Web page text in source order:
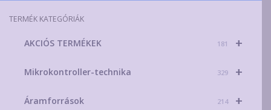
TERMÉK KATEGÓRIÁK
+
AKCIÓS TERMÉKEK 181
+
Mikrokontroller-technika 329
+
Áramforrások 214